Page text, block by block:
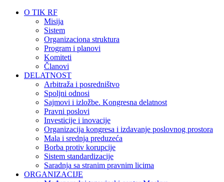
O TIK RF
Misija
Sistem
Organizaciona struktura
Program i planovi
Komiteti
Članovi
DELATNOST
Arbitraža i posredništvo
Spoljni odnosi
Sajmovi i izložbe. Kongresna delatnost
Pravni poslovi
Investicije i inovacije
Organizacija kongresa i izdavanje poslovnog prostora
Mala i srednja preduzeća
Borba protiv korupcije
Sistem standardizacije
Saradnja sa stranim pravnim licima
ORGANIZACIJE